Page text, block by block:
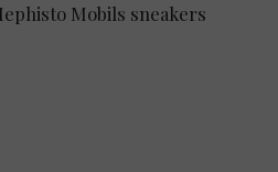
Mobils sneakers